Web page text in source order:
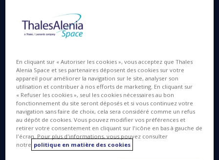
d’instruments et de technologies de détection
différents, proposera une gamme allant de
l’imagerie radar micro-onde aux capteurs optiques,
opérant dans différentes bandes de fréquence.
IRIDE deviendra ainsi un programme spatial
pionnier en matière d’observation de la Terre.
Le montant du contrat des six satellites SAR s’élève
à 112 millions d’euros, auquel s’ajoute une option
de 75 millions d’euros pour quatre satellites
supplémentaires. Le contrat de fourniture du
satellite optique représente 30 millions d’euros et
En cliquant sur « Autoriser les cookies », vous acceptez que Thales
Alenia Space et ses partenaires déposent des cookies sur votre
appareil pour améliorer la navigation sur le site, analyser son
utilisation et contribuer à nos efforts de marketing. En cliquant sur
« Refuser les cookies », seul les cookies nécessaires au bon
fonctionnement du site seront déposés et si vous continuez votre
navigation sans faire de choix, cela sera considéré comme un refus
au dépôt de cookies. Vous pouvez modifier vos préférences et
retirer votre consentement en cliquant sur l'icône en bas à gauche de
l'écran. Pour plus d'informations, vous pouvez consulter
notre politique en matière des cookies